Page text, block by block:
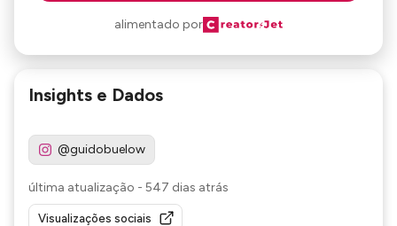
alimentado por
Insights e Dados
@guidobuelow
última atualização - 547 dias atrás
Visualizações sociais